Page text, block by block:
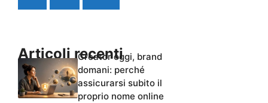
Articoli recenti
Creator oggi, brand
domani: perché
assicurarsi subito il
proprio nome online